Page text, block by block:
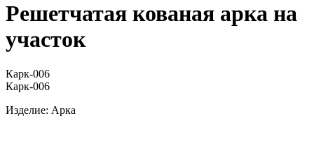
Решетчатая кованая арка на
участок
Карк-006
Карк-006
Изделие: Арка